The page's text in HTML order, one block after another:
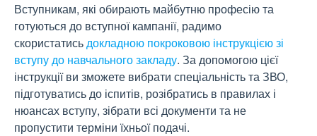
Вступникам, які обирають майбутню професію та
готуються до вступної кампанії, радимо
скористатисьдокладною покроковою інструкцією зі
вступу до навчального закладу. За допомогою цієї
інструкції ви зможете вибрати спеціальність та ЗВО,
підготуватись до іспитів, розібратись в правилах і
нюансах вступу, зібрати всі документи та не
пропустити терміни їхньої подачі.